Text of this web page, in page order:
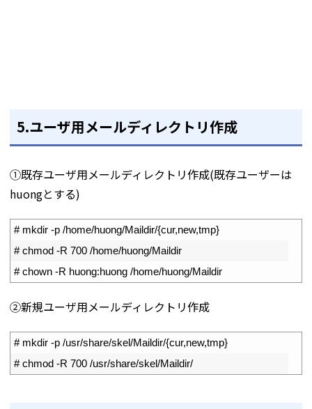
5.ユーザ用メールディレクトリ作成
①既存ユーザ用メールディレクトリ作成(既存ユーザーは
huongとする)
# mkdir -p /home/huong/Maildir/{cur,new,tmp}
# chmod -R 700 /home/huong/Maildir
# chown -R huong:huong /home/huong/Maildir
➁新規ユーザ用メールディレクトリ作成
# mkdir -p /usr/share/skel/Maildir/{cur,new,tmp}
# chmod -R 700 /usr/share/skel/Maildir/